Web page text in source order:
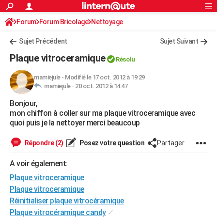
ACTUALITÉS
Politique
Société
Faits Divers
Education
Monde
Villes
+
FINANCE
Retraite
Impôts
Epargne
Immobilier
Risques naturels par ville
Banque
Assurance
Crédit
AUTO
Essais
Réserver un essai
Citadines
Berlines
SUV
Forum auto
+HIGH-TECH
Mobiles
Meilleur smartphone
Internet
Ordinateurs
Jeux vidéo
Guide high-tech
+
Forum
Aménagement intérieur
Extérieur
Cuisine
Salle de bains
Jardinage
Rangement
WEEK-END
Guides de France
Escapades
Patrimoine
Expositions
Musées
Week-end nature
+LIFESTYLE
Art de vivre
Bien-être
Loisirs
Mode
Modes de vie
SANTE
Alimentation
Guide de la santé
Maladies
Médicaments
Sommeil
VOYAGE
S'inscrire
Connexion
Forum Forum Bricolage Nettoyage
Sujet Précédent Sujet Suivant
Plaque vitroceramique Résolu
mamiejule- Modifié le 17 oct. 2012 à 19:29
mamiejule - 20 oct. 2012 à 14:47
Bonjour,
mon chiffon à coller sur ma plaque vitroceramique avec
quoi puis je la nettoyer merci beaucoup
Répondre (2) Posez votre question Partager
A voir également:
Plaque vitroceramique
Plaque vitroceramique
Réinitialiser plaque vitrocéramique
Plaque vitrocéramique candy ✓